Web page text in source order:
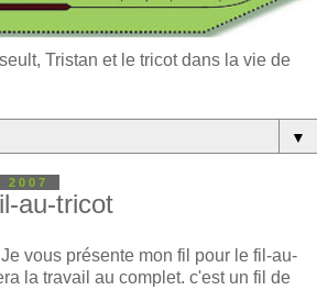
Tristan et le tricot dans la vie de
▼
au-tricot
vous présente mon fil pour le fil-au-
la travail au complet. c'est un fil de